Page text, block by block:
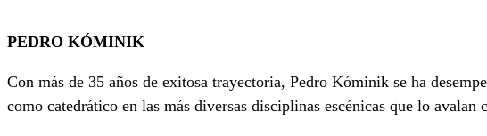
PEDRO KÓMINIK
Con más de 35 años de exitosa trayectoria, Pedro Kóminik se ha
como catedrático en las más diversas disciplinas escénicas que lo